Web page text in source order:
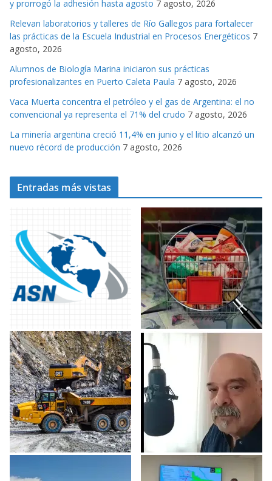
r
i
a
s
y prorrogó la adhesión hasta agosto 7 agosto, 2026
Relevan laboratorios y talleres de Río Gallegos para fortalecer
las prácticas de la Escuela Industrial en Procesos Energéticos 7
agosto, 2026
Alumnos de Biología Marina iniciaron sus prácticas
profesionalizantes en Puerto Caleta Paula 7 agosto, 2026
Vaca Muerta concentra el petróleo y el gas de Argentina: el no
convencional ya representa el 71% del crudo 7 agosto, 2026
La minería argentina creció 11,4% en junio y el litio alcanzó un
nuevo récord de producción 7 agosto, 2026
Entradas más vistas